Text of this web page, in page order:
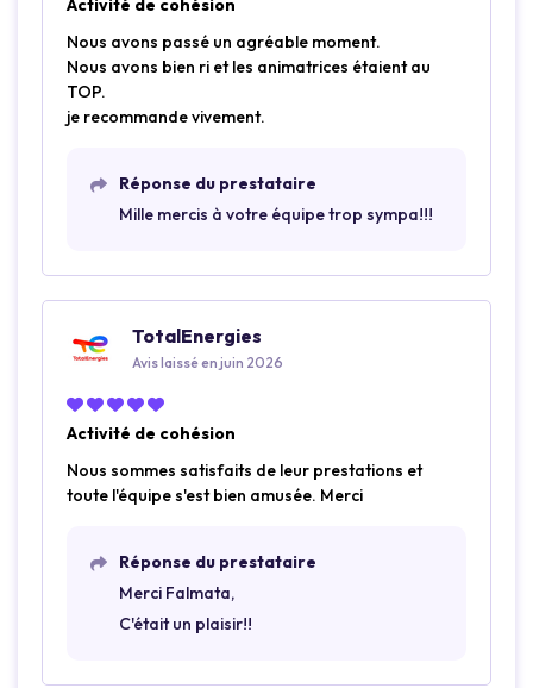
Activité de cohésion
Nous avons passé un agréable moment.
Nous avons bien ri et les animatrices étaient au
TOP.
je recommande vivement.
Réponse du prestataire
Mille mercis à votre équipe trop sympa!!!
TotalEnergies
Avis laissé en juin 2026
Activité de cohésion
Nous sommes satisfaits de leur prestations et
toute l'équipe s'est bien amusée. Merci
Réponse du prestataire
Merci Falmata,
C'était un plaisir!!